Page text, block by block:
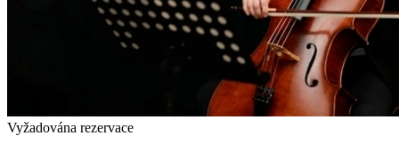
Vyžadována rezervace